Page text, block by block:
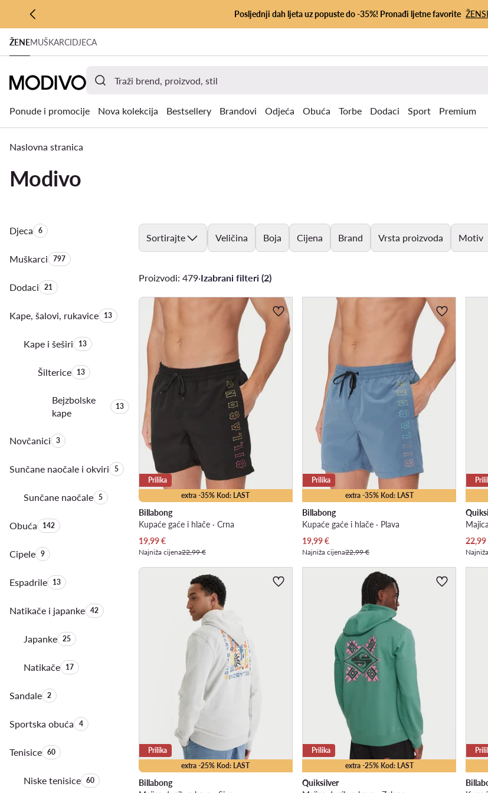
PRIJEĐI NA GLAVNI SADRŽAJ
PRIJEĐI NA PRETRAŽIVANJE
Posljednji dah ljeta uz popuste do -35%! Pronađi ljetne favorite
ŽENEMUŠKARCIDJECA
Ponude i promocije Nova kolekcija Bestsellery Brandovi Odjeća Obuća Torbe Dodaci Sport Premium
Naslovna stranica
Modivo
DjecaKoličina proizvoda:
6
MuškarciKoličina proizvoda:
797
DodaciKoličina proizvoda:
21
Kape, šalovi, rukaviceKoličina proizvoda:
13
Kape i šeširiKoličina proizvoda:
13
ŠiltericeKoličina proizvoda:
13
Bejzbolske
kape
Količina proizvoda:
13
NovčaniciKoličina proizvoda:
3
Sunčane naočale i okviriKoličina proizvoda:
5
Sunčane naočaleKoličina proizvoda:
5
ObućaKoličina proizvoda:
142
CipeleKoličina proizvoda:
9
EspadrileKoličina proizvoda:
13
Natikače i japankeKoličina proizvoda:
42
JapankeKoličina proizvoda:
25
NatikačeKoličina proizvoda:
17
SandaleKoličina proizvoda:
2
Sportska obućaKoličina proizvoda:
4
TenisiceKoličina proizvoda:
60
Niske tenisiceKoličina proizvoda:
60
Sortirajte Veličina Boja Cijena Brand Vrsta proizvoda Motiv
Proizvodi: 479·Izabrani filteri (2)
extra -35% Kod: LAST
Prilika
Billabong
Kupaće gaće i hlače · Crna
Trenutna cijena
19,99€
Najniža cijena22,99 €
extra -35% Kod: LAST
Prilika
Billabong
Kupaće gaće i hlače · Plava
Trenutna cijena
19,99€
Najniža cijena22,99 €
22,99
extra -25% Kod: LAST
Prilika
Billabong
extra -25% Kod: LAST
Prilika
Quiksilver